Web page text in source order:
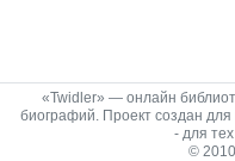
«Twidler» — онлайн
биографий. Проект создан
- для
©